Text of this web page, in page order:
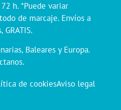
h. *Puede variar
de marcaje. Envíos a
Baleares y Europa.
de cookiesAviso legal